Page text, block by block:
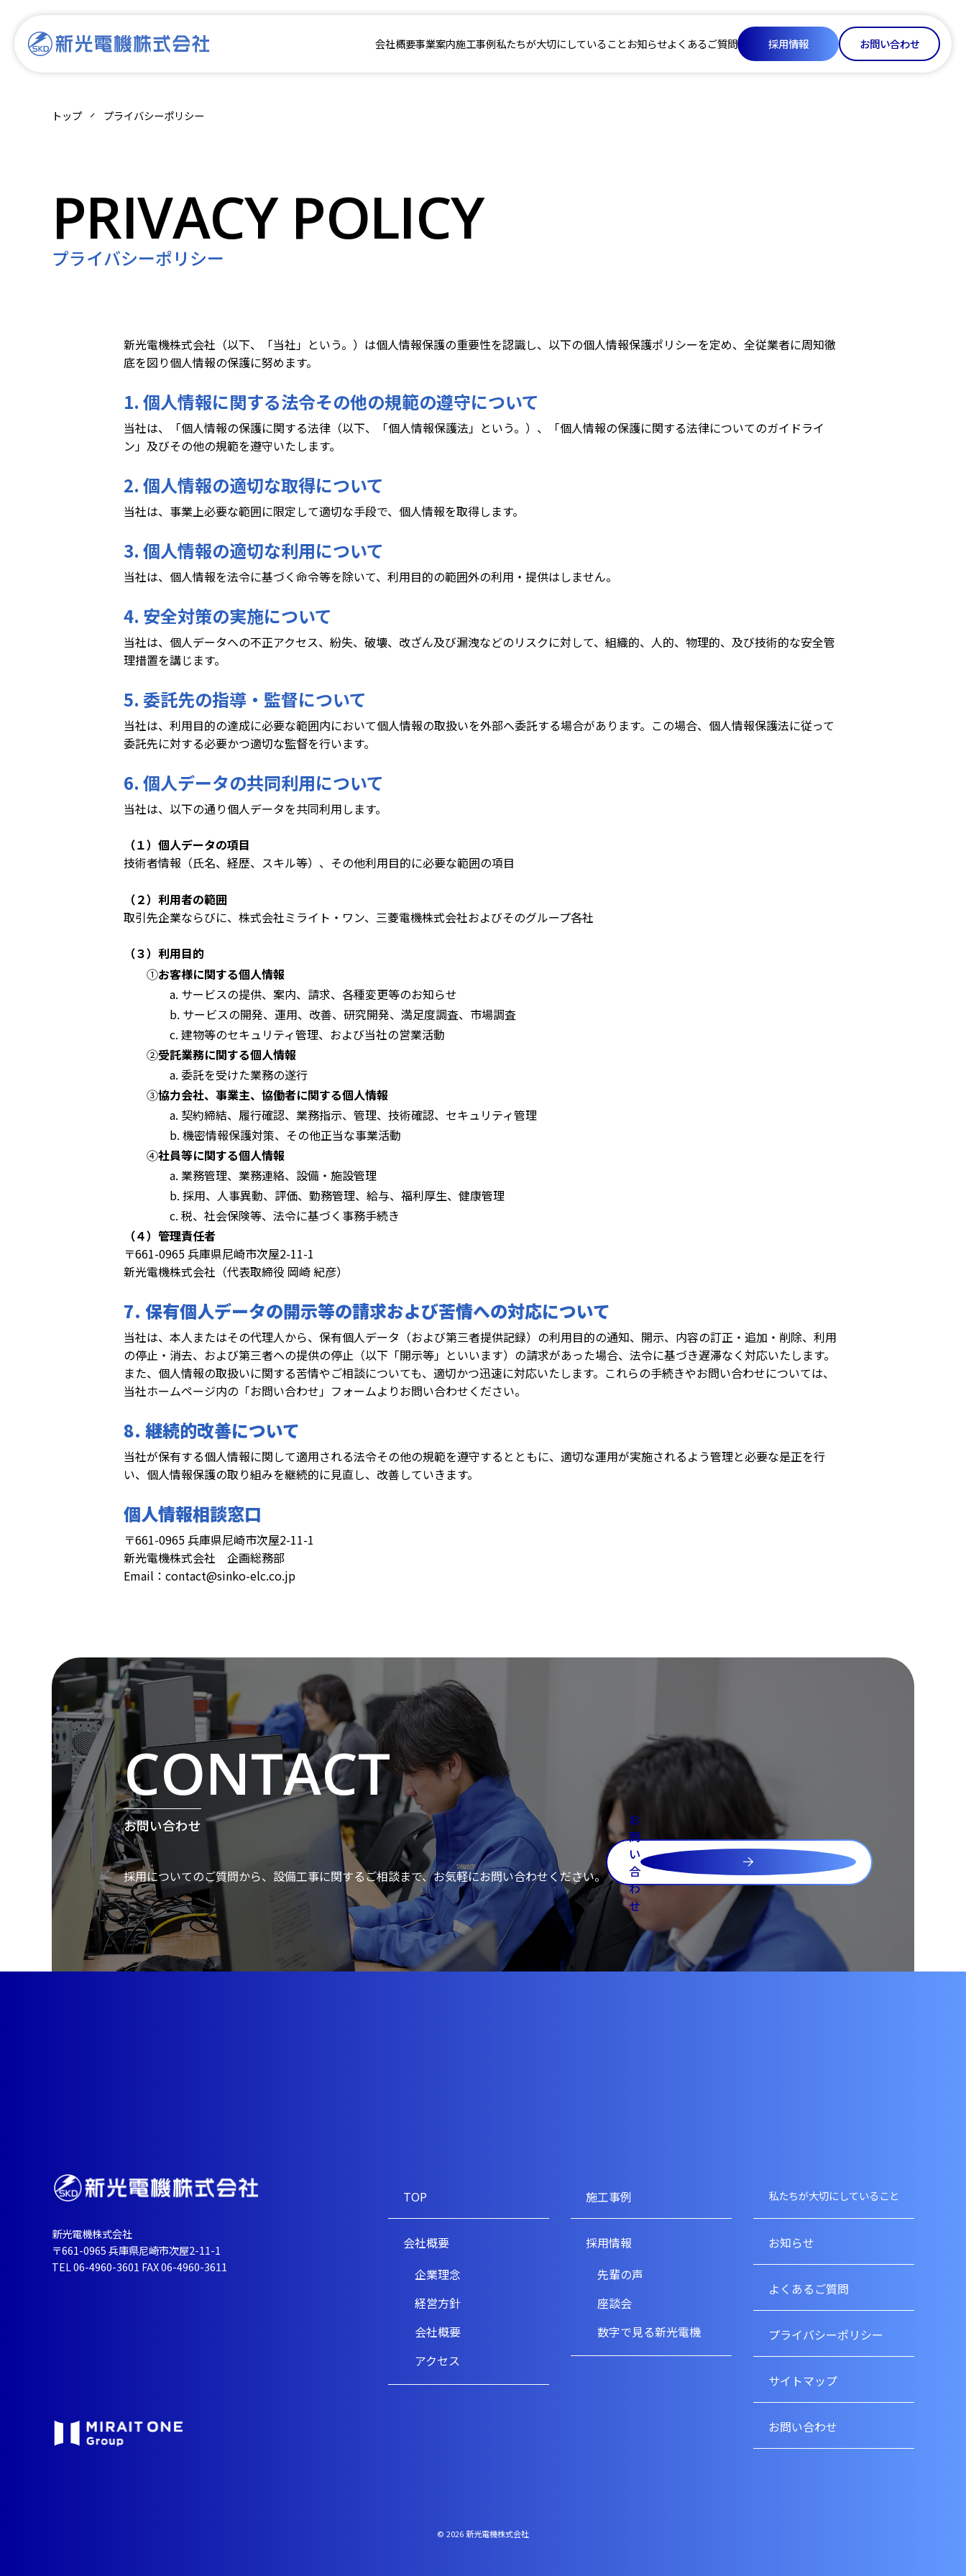
会社概要事業案内施工事例私たちが大切にしていることお知らせよくあるご質問 採用情報 お問い合わせ
トップ プライバシーポリシー
プライバシーポリシー
新光電機株式会社（以下、「当社」という。）は個人情報保護の重要性を認識し、以下の個人情報保護ポリシーを定め、全従業者に周知徹
底を図り個人情報の保護に努めます。
1. 個人情報に関する法令その他の規範の遵守について
当社は、「個人情報の保護に関する法律（以下、「個人情報保護法」という。）、「個人情報の保護に関する法律についてのガイドライ
ン」及びその他の規範を遵守いたします。
2. 個人情報の適切な取得について
当社は、事業上必要な範囲に限定して適切な手段で、個人情報を取得します。
3. 個人情報の適切な利用について
当社は、個人情報を法令に基づく命令等を除いて、利用目的の範囲外の利用・提供はしません。
4. 安全対策の実施について
当社は、個人データへの不正アクセス、紛失、破壊、改ざん及び漏洩などのリスクに対して、組織的、人的、物理的、及び技術的な安全管
理措置を講じます。
5. 委託先の指導・監督について
当社は、利用目的の達成に必要な範囲内において個人情報の取扱いを外部へ委託する場合があります。この場合、個人情報保護法に従って
委託先に対する必要かつ適切な監督を行います。
6. 個人データの共同利用について
当社は、以下の通り個人データを共同利用します。
（１）個人データの項目
技術者情報（氏名、経歴、スキル等）、その他利用目的に必要な範囲の項目
（２）利用者の範囲
取引先企業ならびに、株式会社ミライト・ワン、三菱電機株式会社およびそのグループ各社
（３）利用目的
①お客様に関する個人情報
サービスの提供、案内、請求、各種変更等のお知らせ
サービスの開発、運用、改善、研究開発、満足度調査、市場調査
建物等のセキュリティ管理、および当社の営業活動
②受託業務に関する個人情報
委託を受けた業務の遂行
③協力会社、事業主、協働者に関する個人情報
契約締結、履行確認、業務指示、管理、技術確認、セキュリティ管理
機密情報保護対策、その他正当な事業活動
④社員等に関する個人情報
業務管理、業務連絡、設備・施設管理
採用、人事異動、評価、勤務管理、給与、福利厚生、健康管理
税、社会保険等、法令に基づく事務手続き
（４）管理責任者
〒661-0965 兵庫県尼崎市次屋2-11-1
新光電機株式会社（代表取締役 岡崎 紀彦）
7. 保有個人データの開示等の請求および苦情への対応について
当社は、本人またはその代理人から、保有個人データ（および第三者提供記録）の利用目的の通知、開示、内容の訂正・追加・削除、利用
の停止・消去、および第三者への提供の停止（以下「開示等」といいます）の請求があった場合、法令に基づき遅滞なく対応いたします。
また、個人情報の取扱いに関する苦情やご相談についても、適切かつ迅速に対応いたします。これらの手続きやお問い合わせについては、
当社ホームページ内の「お問い合わせ」フォームよりお問い合わせください。
8. 継続的改善について
当社が保有する個人情報に関して適用される法令その他の規範を遵守するとともに、適切な運用が実施されるよう管理と必要な是正を行
い、個人情報保護の取り組みを継続的に見直し、改善していきます。
個人情報相談窓口
〒661-0965 兵庫県尼崎市次屋2-11-1
新光電機株式会社 企画総務部
Email：contact@sinko-elc.co.jp
お問い合わせ
採用についてのご質問から、設備工事に関するご相談まで、お気軽にお問い合わせください。
お
問
い
合
わ
せ
新光電機株式会社
〒661-0965 兵庫県尼崎市次屋2-11-1
TEL 06-4960-3601 FAX 06-4960-3611
TOP
会社概要
企業理念
経営方針
会社概要
アクセス
施工事例
採用情報
先輩の声
座談会
数字で見る新光電機
私たちが大切にしていること
お知らせ
よくあるご質問
プライバシーポリシー
サイトマップ
お問い合わせ
© 2026 新光電機株式会社